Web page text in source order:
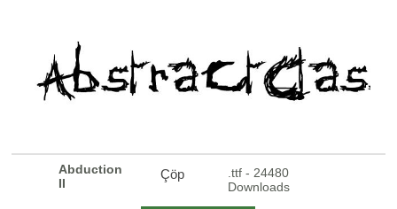
Abduction
II
Çöp
.ttf - 24480
Downloads